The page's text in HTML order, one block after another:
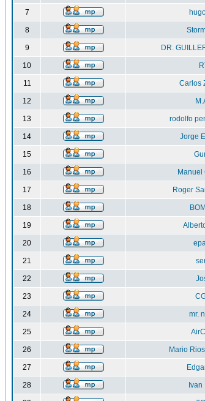
7
8
9 DR.
10
11 Carlos
12
13 rodolfo
14 Jorge
15
16 Manuel
17 Roger
18
19
20
21
22
23
24 mr.
25
26 Mario
27
28